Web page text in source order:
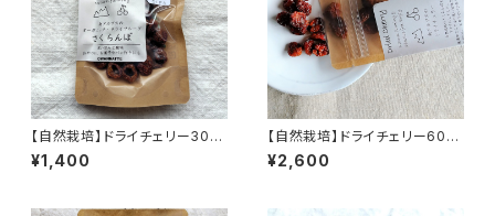
【自然栽培】ドライチェリー30g
南アルプスのオーガニック・ド
ライフルーツ
¥1,400
【自然栽培】ドライチェリー60
ｇ 南アルプスのオーガニック・
ドライフルーツ
¥2,600